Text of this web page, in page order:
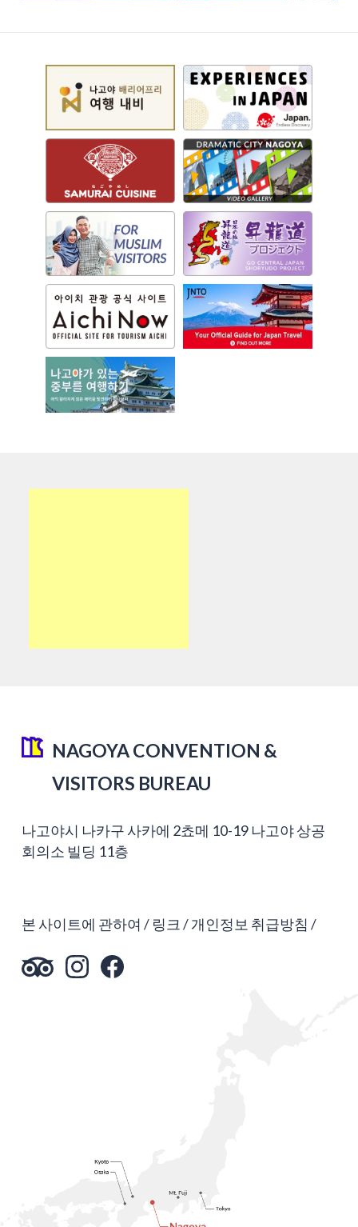
NAGOYA CONVENTION &
VISITORS BUREAU
나고야시 나카구 사카에 2쵸메 10-19 나고야 상공
회의소 빌딩 11층
본 사이트에 관하여 링크 개인정보 취급방침